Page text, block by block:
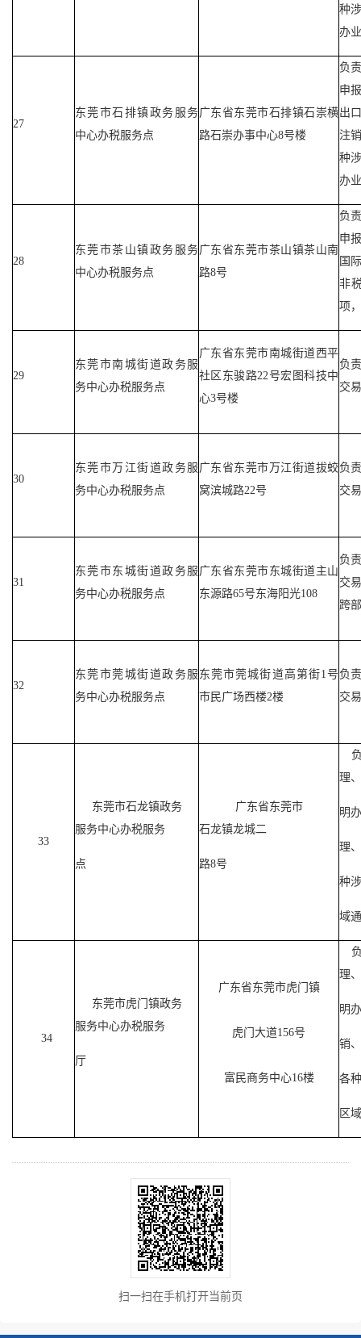
种
办
27
东莞市石排镇政务服务
中心办税服务点
广东省东莞市石排镇石崇横
路石崇办事中心8号楼
负
申
出
注
种
办
28
东莞市茶山镇政务服务
中心办税服务点
广东省东莞市茶山镇茶山南
路8号
负
申
国
非
项
29
东莞市南城街道政务服
务中心办税服务点
广东省东莞市南城街道西平
社区东骏路22号宏图科技中
心3号楼
负
交
30
东莞市万江街道政务服
务中心办税服务点
广东省东莞市万江街道拔蛟
窝滨城路22号
负
交
31
东莞市东城街道政务服
务中心办税服务点
广东省东莞市东城街道主山
东源路65号东海阳光108
负
交
跨
32
东莞市莞城街道政务服
务中心办税服务点
东莞市莞城街道高第街1号
市民广场西楼2楼
负
交
33
东莞市石龙镇政务
服务中心办税服务
点
广东省东莞市
石龙镇龙城二
路8号
理
明
理
种
域
34
东莞市虎门镇政务
服务中心办税服务
厅
广东省东莞市虎门镇
虎门大道156号
富民商务中心16楼
理
明
销
各
区
扫一扫在手机打开当前页